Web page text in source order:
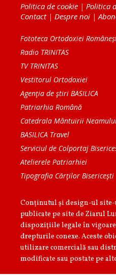
Politica de cookie | Politica
Contact| Despre noi |
Fototeca Ortodoxiei
Radio TRINITAS
TV TRINITAS
Vestitorul Ortodoxiei
Agenţia de ştiri BASILICA
Patriarhia Română
Catedrala Mântuirii
BASILICA Travel
Serviciul de Colportaj
Atelierele Patriarhiei
Tipografia Cărţilor Bisericeşti
Conținutul și design-ul
publicate pe site de Ziarul
dispoziţiile legale în
drepturile conexe. Aceste
utilizare comercială sau
modificate sau postate pe